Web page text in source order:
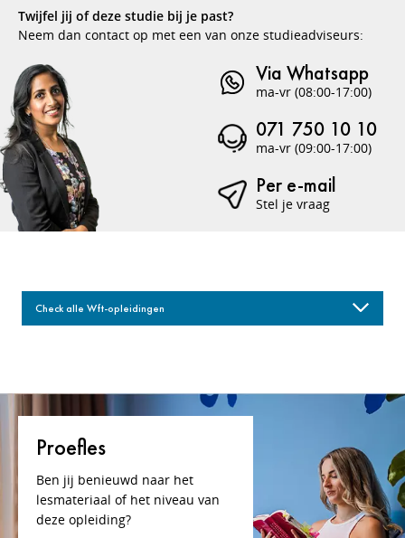
Twijfel jij of deze studie bij je past?
Neem dan contact op met een van onze studieadviseurs:
Via Whatsapp
ma-vr (08:00-17:00)
071 750 10 10
ma-vr (09:00-17:00)
Per e-mail
Stel je vraag
Check alle Wft-opleidingen
Proefles
Ben jij benieuwd naar het
lesmateriaal of het niveau van
deze opleiding?